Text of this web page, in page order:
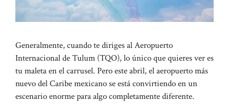
Generalmente, cuando te diriges al Aeropuerto
Internacional de Tulum (TQO), lo único que quieres ver es
tu maleta en el carrusel. Pero este abril, el aeropuerto más
nuevo del Caribe mexicano se está convirtiendo en un
escenario enorme para algo completamente diferente.